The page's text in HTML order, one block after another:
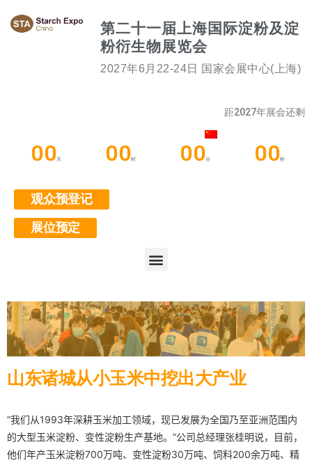
第二十一届上海国际淀粉及淀
粉衍生物展览会
2027年6月22-24日 国家会展中心(上海)
距2027年展会还剩
00天 00时 00分 00秒
观众预登记
展位预定
山东诸城从小玉米中挖出大产业
“我们从1993年深耕玉米加工领域，现已发展为全国乃至亚洲范围内
的大型玉米淀粉、变性淀粉生产基地。”公司总经理张桂明说，目前，
他们年产玉米淀粉700万吨、变性淀粉30万吨、饲料200余万吨、精